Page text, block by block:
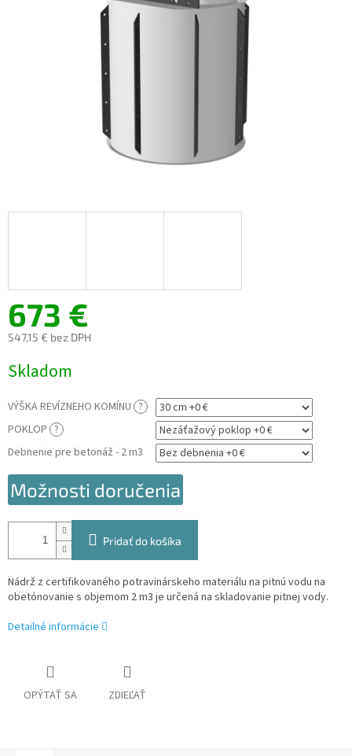
673 €
547,15 € bez DPH
cena:
Skladom
VÝŠKA REVÍZNEHO KOMÍNU ?
POKLOP ?
Debnenie pre betonáž - 2 m3
Možnosti doručenia
Pridať do košíka
Nádrž z certifikovaného potravinárskeho materiálu na pitnú vodu na
obetónovanie s objemom 2 m3 je určená na skladovanie pitnej vody.
Detailné informácie
OPÝTAŤ SA ZDIEĽAŤ